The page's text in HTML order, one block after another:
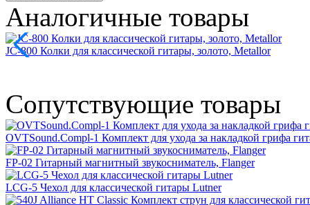
Аналогичные товары
JC-800 Колки для классической гитары, золото, Metallor
Сопутствующие товары
OVTSound.Compl-1 Комплект для ухода за накладкой грифа
FP-02 Гитарный магнитный звукосниматель, Flanger
LCG-5 Чехол для классической гитары Lutner